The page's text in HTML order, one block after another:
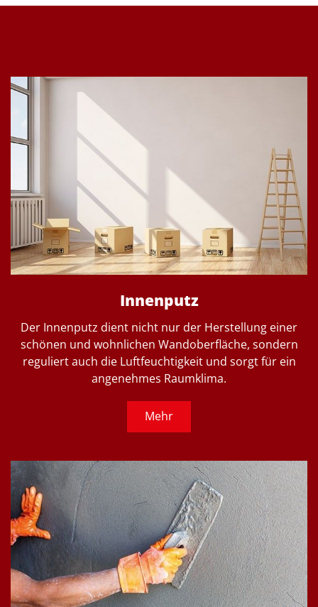
Innenputz
Der Innenputz dient nicht nur der Herstellung einer
schönen und wohnlichen Wandoberfläche, sondern
reguliert auch die Luftfeuchtigkeit und sorgt für ein
angenehmes Raumklima.
Mehr